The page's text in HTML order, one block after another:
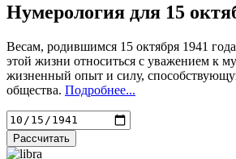
Нумерология для 15
Весам, родившимся 15 октября 1941
этой жизни относиться с уважением к
жизненный опыт и силу,
общества. Подробнее...
Рассчитать